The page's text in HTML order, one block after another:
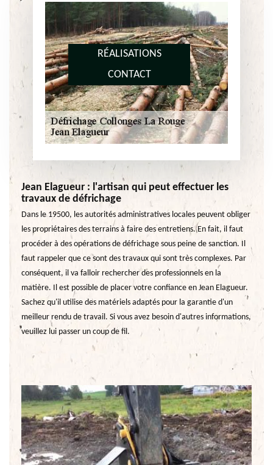
RÉALISATIONS
CONTACT
Jean Elagueur : l'artisan qui peut effectuer les
travaux de défrichage
Dans le 19500, les autorités administratives locales peuvent obliger
les propriétaires des terrains à faire des entretiens. En fait, il faut
procéder à des opérations de défrichage sous peine de sanction. Il
faut rappeler que ce sont des travaux qui sont très complexes. Par
conséquent, il va falloir rechercher des professionnels en la
matière. Il est possible de placer votre confiance en Jean Elagueur.
Sachez qu'il utilise des matériels adaptés pour la garantie d'un
meilleur rendu de travail. Si vous avez besoin d'autres informations,
veuillez lui passer un coup de fil.